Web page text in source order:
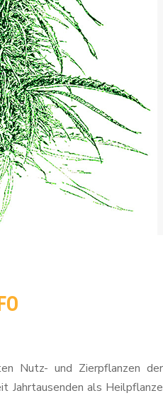
Nutz- und Zierpflanzen der
Jahrtausenden als Heilpflanze